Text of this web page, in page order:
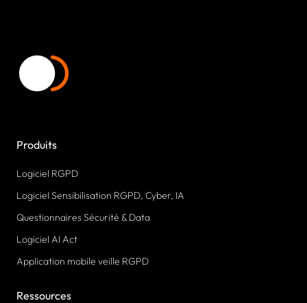
Produits
Logiciel RGPD
Logiciel Sensibilisation RGPD, Cyber, IA
Questionnaires Sécurité & Data
Logiciel AI Act
Application mobile veille RGPD
Ressources